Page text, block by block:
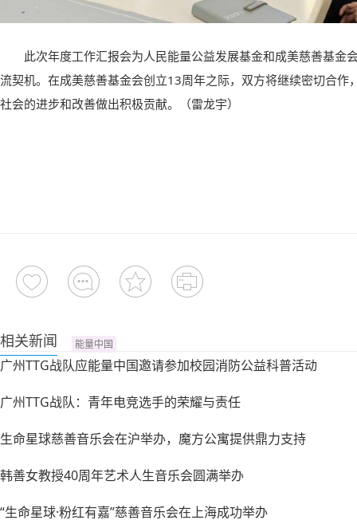
此次年度工作汇报会为人民能量公益发展基金和成美慈善基金
流契机。在成美慈善基金会创立13周年之际，双方将继续密切合作
社会的进步和改善做出积极贡献。
（雷龙宇）
相关新闻 能量中国
广州TTG战队应能量中国邀请参加校园消防公益科普活动
广州TTG战队：青年电竞选手的荣耀与责任
生命星球慈善音乐会在沪举办，魔方公寓提供鼎力支持
韩善女教授40周年艺术人生音乐会圆满举办
“生命星球·粉红有嘉”慈善音乐会在上海成功举办